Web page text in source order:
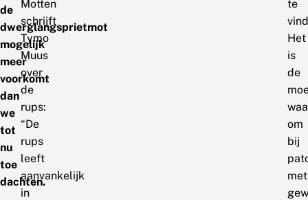
de
dwerglangsprietmot
mogelijk
meer
voorkomt
dan
we
tot
nu
toe
dachten.
Motten
schrijft
Tymo
Muus
over
de
rups:
“De
rups
leeft
aanvankelijk
in
te
Het
is
de
om
bij
met